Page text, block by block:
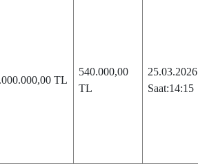
TL
540.000,00
TL
25.03.2026
Saat:14:15